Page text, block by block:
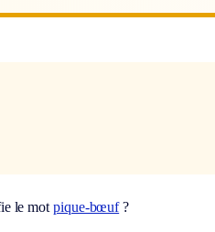
le mot pique-bœuf?